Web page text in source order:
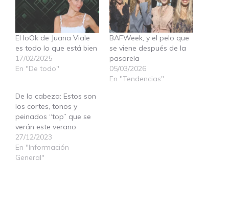
El loOk de Juana Viale
es todo lo que está bien
17/02/2025
En "De todo"
BAFWeek, y el pelo que
se viene después de la
pasarela
05/03/2026
En "Tendencias"
De la cabeza: Estos son
los cortes, tonos y
peinados “top” que se
verán este verano
27/12/2023
En "Información
General"